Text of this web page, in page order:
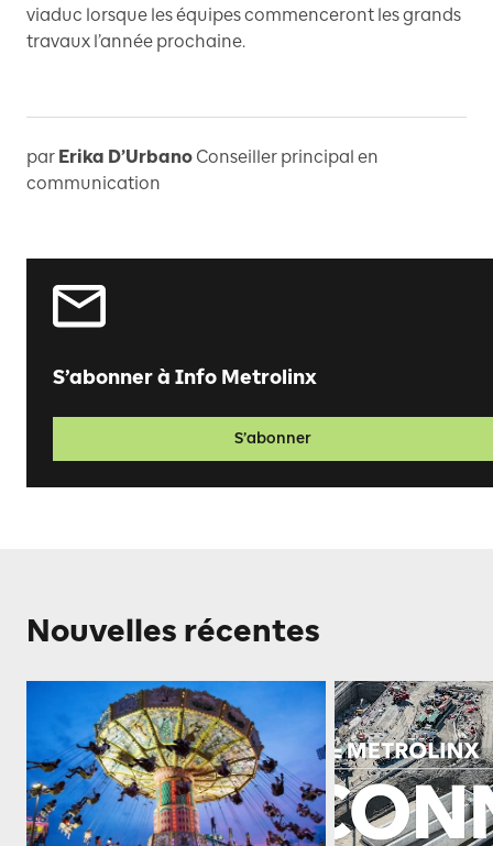
viaduc lorsque les équipes commenceront les grands
travaux l’année prochaine.
par Erika D’Urbano Conseiller principal en
communication
S’abonner à Info Metrolinx
S’abonner
Nouvelles récentes